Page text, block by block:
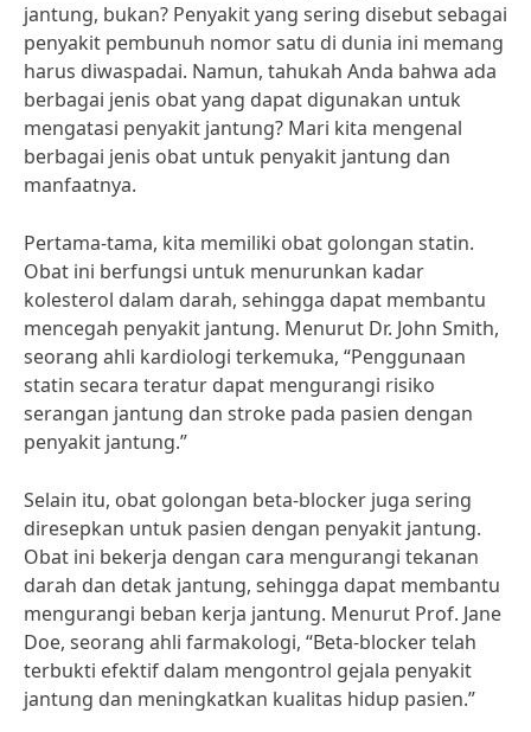
jantung, bukan? Penyakit yang sering disebut sebagai
penyakit pembunuh nomor satu di dunia ini memang
harus diwaspadai. Namun, tahukah Anda bahwa ada
berbagai jenis obat yang dapat digunakan untuk
mengatasi penyakit jantung? Mari kita mengenal
berbagai jenis obat untuk penyakit jantung dan
manfaatnya.
Pertama-tama, kita memiliki obat golongan statin.
Obat ini berfungsi untuk menurunkan kadar
kolesterol dalam darah, sehingga dapat membantu
mencegah penyakit jantung. Menurut Dr. John Smith,
seorang ahli kardiologi terkemuka, “Penggunaan
statin secara teratur dapat mengurangi risiko
serangan jantung dan stroke pada pasien dengan
penyakit jantung.”
Selain itu, obat golongan beta-blocker juga sering
diresepkan untuk pasien dengan penyakit jantung.
Obat ini bekerja dengan cara mengurangi tekanan
darah dan detak jantung, sehingga dapat membantu
mengurangi beban kerja jantung. Menurut Prof. Jane
Doe, seorang ahli farmakologi, “Beta-blocker telah
terbukti efektif dalam mengontrol gejala penyakit
jantung dan meningkatkan kualitas hidup pasien.”